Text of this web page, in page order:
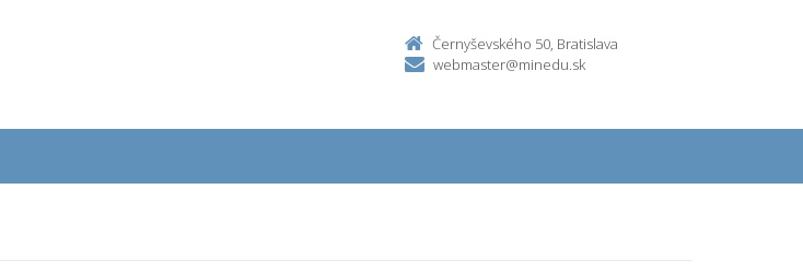
Černyševského 50, Bratislava
webmaster@minedu.sk